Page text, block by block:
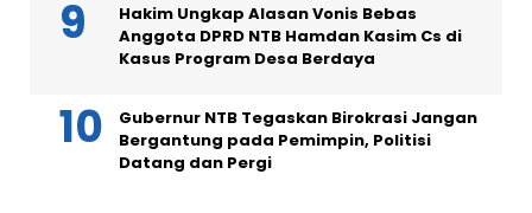
Hakim Ungkap Alasan Vonis Bebas
Anggota DPRD NTB Hamdan Kasim Cs di
Kasus Program Desa Berdaya
Gubernur NTB Tegaskan Birokrasi Jangan
Bergantung pada Pemimpin, Politisi
Datang dan Pergi